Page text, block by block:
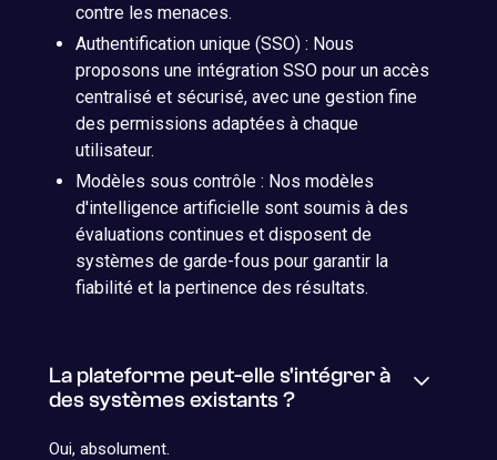
contre les menaces.
Authentification unique (SSO) : Nous
proposons une intégration SSO pour un accès
centralisé et sécurisé, avec une gestion fine
des permissions adaptées à chaque
utilisateur.
Modèles sous contrôle : Nos modèles
d'intelligence artificielle sont soumis à des
évaluations continues et disposent de
systèmes de garde-fous pour garantir la
fiabilité et la pertinence des résultats.
La plateforme peut-elle s'intégrer à
des systèmes existants ?
Oui, absolument.